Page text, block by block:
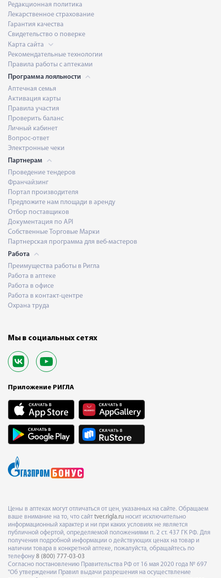
Редакционная политика
Лекарственное страхование
Гарантия качества
Свидетельство о поверке
Карта сайта
Рекомендательные технологии
Правила работы с аптеками
Программа лояльности
Аптечная семья
Активация карты
Правила участия
Проверить баланс
Личный кабинет
Вопрос-ответ
Электронные чеки
Партнерам
Проведение тендеров
Франчайзинг
Портал производителя
Предложите нам площади в аренду
Отбор поставщиков
Документация по API
Собственные Торговые Марки
Партнерская программа для веб-мастеров
Работа
Преимущества работы в Ригла
Работа в аптеке
Работа в офисе
Работа в контакт-центре
Охрана труда
Мы в социальных сетях
Приложение РИГЛА
Цены в аптеках могут отличаться от цен, указанных на сайте. Обращаем
ваше внимание на то, что сайт tver.rigla.ru носит исключительно
информационный характер и ни при каких условиях не является
публичной офертой, определяемой положениями п. 2 ст. 437 ГК РФ. Для
получения подробной информации о действующих ценах на товар и
наличии товара в конкретной аптеке, пожалуйста, обращайтесь по
телефону 8 (800) 777-03-03
Согласно постановлению Правительства РФ от 16 мая 2020 года № 697
"Об утверждении Правил выдачи разрешения на осуществление